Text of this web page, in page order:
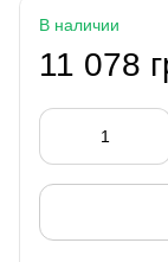
В наличии
11 078